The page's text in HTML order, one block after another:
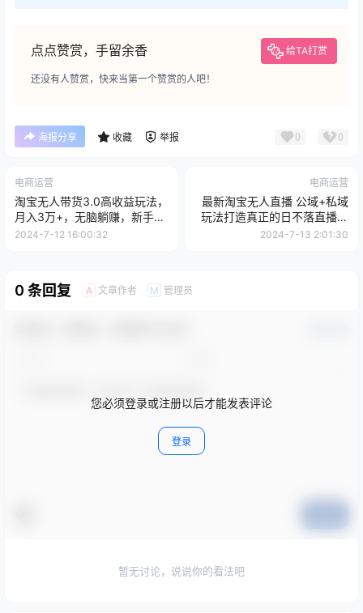
点点赞赏，手留余香 给TA打赏
还没有人赞赏，快来当第一个赞赏的人吧！
海报分享 收藏 举报 0 0
电商运营
淘宝无人带货3.0高收益玩法，
月入3万+，无脑躺赚，新手小
白可落地实操
2024-7-12 16:00:32
电商运营
最新淘宝无人直播 公域+私域
玩法打造真正的日不落直播间
小白看了也能...
2024-7-13 2:01:30
0 条回复 A 文章作者 M 管理员
您必须登录或注册以后才能发表评论
登录
暂无讨论，说说你的看法吧